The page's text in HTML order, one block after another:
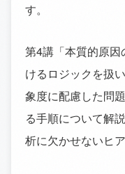
す。
第4講「本質的原
けるロジックを扱
象度に配慮した問
る手順について解
析に欠かせないヒ